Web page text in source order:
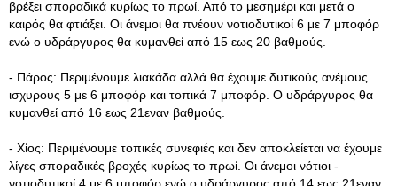
βρέξει σποραδικά κυρίως το πρωί. Από το μεσημέρι και μετά ο
καιρός θα φτιάξει. Οι άνεμοι θα πνέουν νοτιοδυτικοί 6 με 7 μποφόρ
ενώ ο υδράργυρος θα κυμανθεί από 15 εως 20 βαθμούς.
- Πάρος: Περιμένουμε λιακάδα αλλά θα έχουμε δυτικούς ανέμους
ισχυρους 5 με 6 μποφόρ και τοπικά 7 μποφόρ. Ο υδράργυρος θα
κυμανθεί από 16 εως 21εναν βαθμούς.
- Χίος: Περιμένουμε τοπικές συνεφιές και δεν αποκλείεται να έχουμε
λίγες σποραδικές βροχές κυρίως το πρωί. Οι άνεμοι νότιοι -